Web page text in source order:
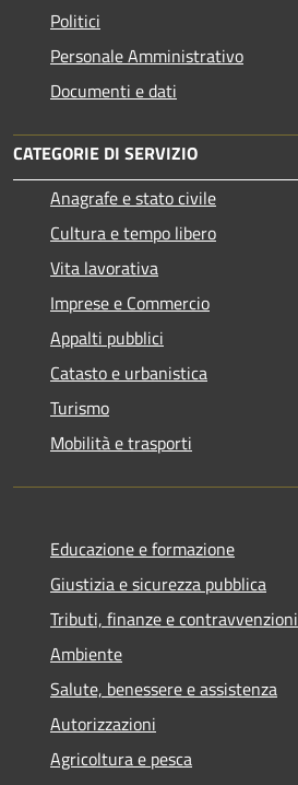
Politici
Personale Amministrativo
Documenti e dati
CATEGORIE DI SERVIZIO
Anagrafe e stato civile
Cultura e tempo libero
Vita lavorativa
Imprese e Commercio
Appalti pubblici
Catasto e urbanistica
Turismo
Mobilità e trasporti
Educazione e formazione
Giustizia e sicurezza pubblica
Tributi, finanze e contravvenzioni
Ambiente
Salute, benessere e assistenza
Autorizzazioni
Agricoltura e pesca